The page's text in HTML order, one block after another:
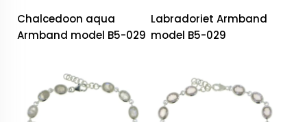
Chalcedoon aqua
Armband model B5-029
Labradoriet Armband
model B5-029